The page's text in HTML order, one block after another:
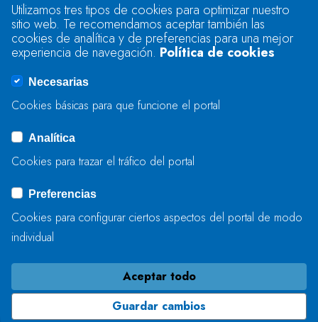
Se produjo un error al cargar el campo
"text".
Se produjo un error al cargar el campo
ENVIAR
Utilizamos tres tipos de cookies para optimizar nuestro
sitio web. Te recomendamos aceptar también las
cookies de analítica y de preferencias para una mejor
experiencia de navegación. Política de cookies
Necesarias
Cookies básicas para que funcione el portal
Analítica
Cookies para trazar el tráfico del portal
Preferencias
Cookies para configurar ciertos aspectos del portal de modo
individual
Aceptar todo
Guardar cambios